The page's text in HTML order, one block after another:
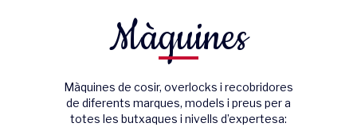
Màquines
Màquines de cosir, overlocks i recobridores
de diferents marques, models i preus per a
totes les butxaques i nivells d’expertesa: